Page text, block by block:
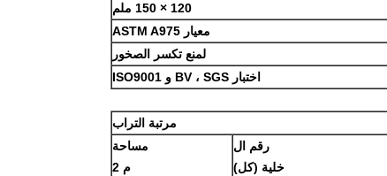
120 × 150 ملم
معيار ASTM A975
لمنع تكسر الصخور
اختبار BV ، SGS و ISO9001
مرتبة التراب
رقم ال
خلية (كل)
مساحة
م 2